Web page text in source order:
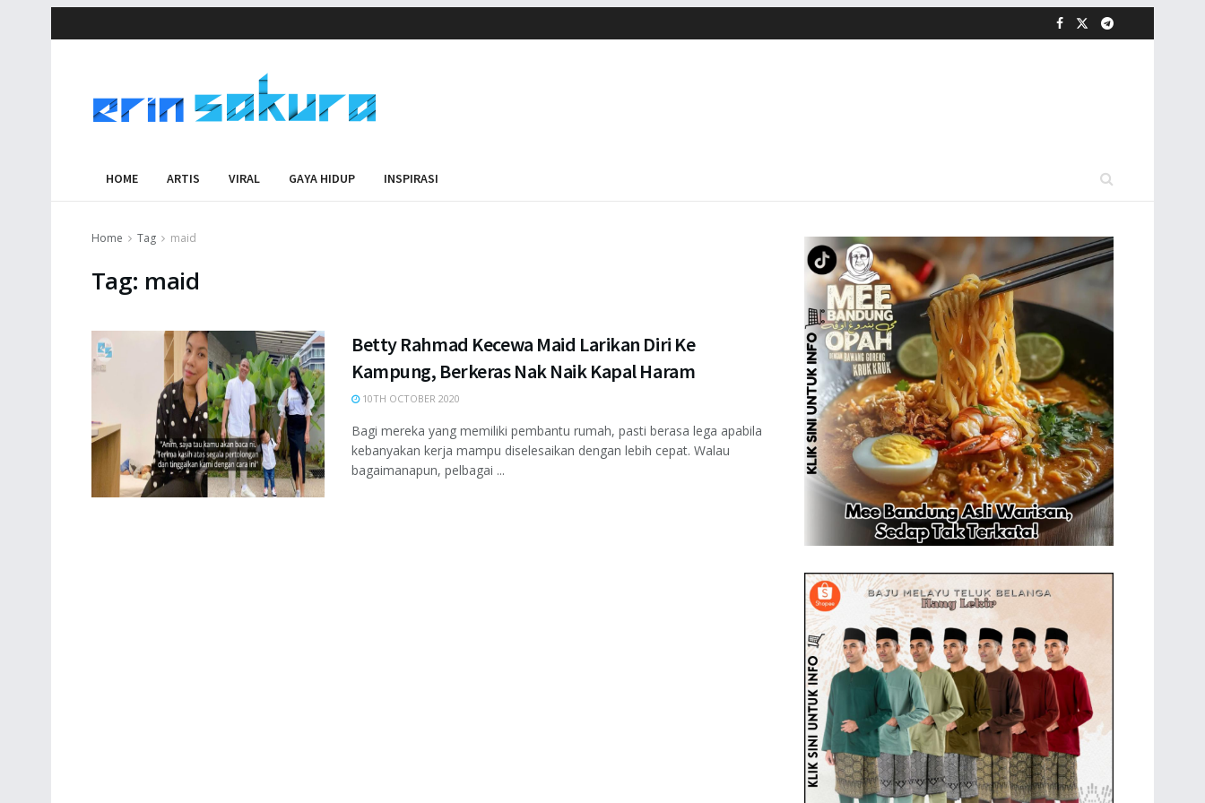
HOME ARTIS VIRAL GAYA HIDUP INSPIRASI
Home Tag maid
Tag: maid
Betty Rahmad Kecewa Maid Larikan Diri Ke
Kampung, Berkeras Nak Naik Kapal Haram
10TH OCTOBER 2020
Bagi mereka yang memiliki pembantu rumah, pasti berasa lega apabila
kebanyakan kerja mampu diselesaikan dengan lebih cepat. Walau
bagaimanapun, pelbagai ...